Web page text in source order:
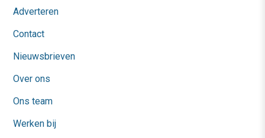
Adverteren
Contact
Nieuwsbrieven
Over ons
Ons team
Werken bij